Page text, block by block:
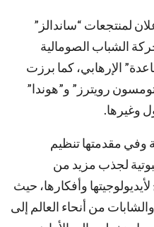
لمنتجعات “ساندالز”
الشباب الصومالية
الإرهابي، كما برزت
رويترز” و”هوندا”
وغيرها.
وفي مقدمتها تنظيم
لجذب مزيد من
وأفكارها، حيث
من أنحاء العالم إلى